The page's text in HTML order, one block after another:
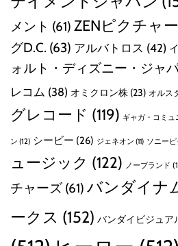
メント (61) ZENピクチャ
グD.C. (63) アルバトロス (42)
ォルト・ディズニー・ジャ
レコム (38) オミクロン株 (23) オルス
グレコード (119) ギャガ・コミ
ン (12) シービー (26) ジェネオン (11) ソニー
ュージック (122) ノーブランド
チャーズ (61) バンダイナ
ークス (152) バンダイビジュア